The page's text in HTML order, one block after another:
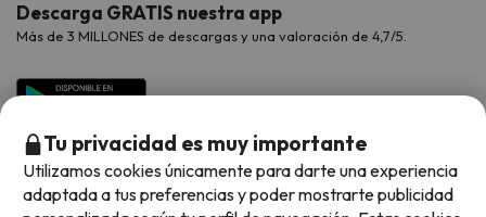
Viajes para grupos
Hoteles Galicia
Chollos con Todo Incluido
Chollos en la playa
Chollos con Vuelo Incluido
Hoteles con toboganes
Vacaciones en Agosto
Vacaciones en Noviembre
Preguntas frecuentes
Descarga GRATIS nuestra app
Más de 3 MILLONES de descargas y una valoración de 4,7/5.
Tu privacidad es muy importante
Utilizamos cookies únicamente para darte una experiencia
adaptada a tus preferencias y poder mostrarte publicidad